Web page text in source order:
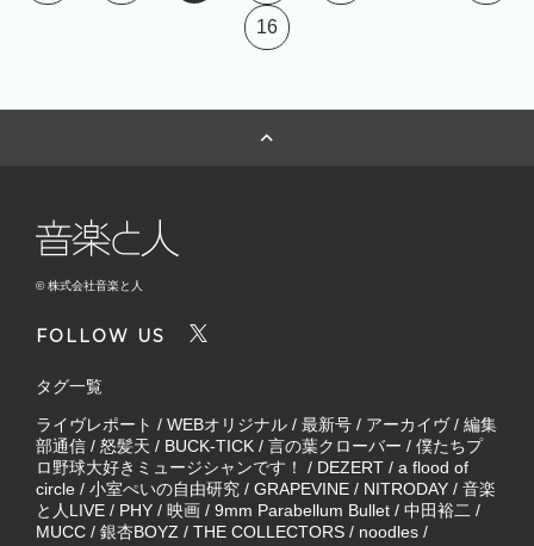
16
© 株式会社音楽と人
FOLLOW US
タグ一覧
ライヴレポート / WEBオリジナル / 最新号 / アーカイヴ/ 編集
部通信 / 怒髪天 / BUCK-TICK / 言の葉クローバー / 僕たちプ
ロ野球大好きミュージシャンです！
/ DEZERT / a flood of
circle / 小室ぺいの自由研究 / GRAPEVINE / NITRODAY / 音楽
と人LIVE / PHY / 映画 / 9mm Parabellum Bullet / 中田裕二 /
MUCC / 銀杏BOYZ / THE COLLECTORS / noodles /